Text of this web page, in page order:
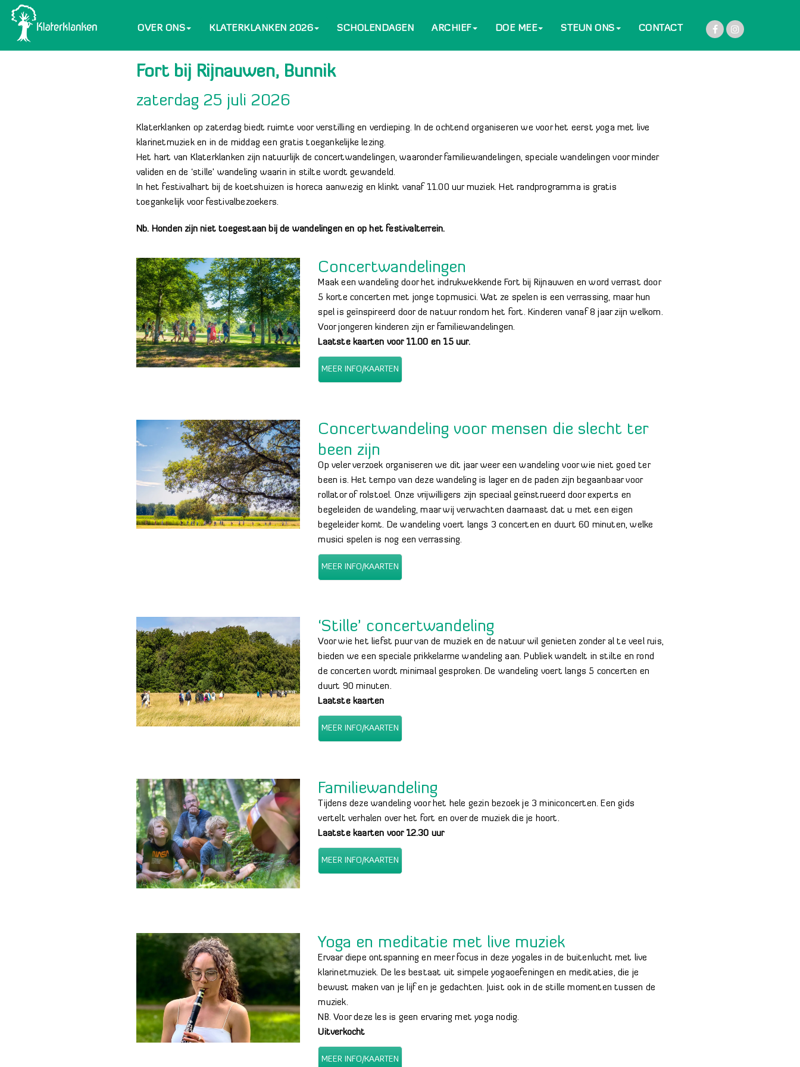
OVER ONS KLATERKLANKEN 2026 SCHOLENDAGEN ARCHIEF DOE MEE STEUN ONS CONTACT
Fort bij Rijnauwen, Bunnik
zaterdag 25 juli 2026
Klaterklanken op zaterdag biedt ruimte voor verstilling en verdieping. In de ochtend organiseren we voor het eerst yoga met live
klarinetmuziek en in de middag een gratis toegankelijke lezing.
Het hart van Klaterklanken zijn natuurlijk de concertwandelingen, waaronder familiewandelingen, speciale wandelingen voor minder
validen en de ‘stille’ wandeling waarin in stilte wordt gewandeld.
In het festivalhart bij de koetshuizen is horeca aanwezig en klinkt vanaf 11.00 uur muziek. Het randprogramma is gratis
toegankelijk voor festivalbezoekers.
Nb. Honden zijn niet toegestaan bij de wandelingen en op het festivalterrein.
Concertwandelingen
Maak een wandeling door het indrukwekkende Fort bij Rijnauwen en word verrast door
5 korte concerten met jonge topmusici. Wat ze spelen is een verrassing, maar hun
spel is geïnspireerd door de natuur rondom het fort. Kinderen vanaf 8 jaar zijn welkom.
Voor jongeren kinderen zijn er familiewandelingen.
Laatste kaarten voor 11.00 en 15 uur.
MEER INFO/KAARTEN
Concertwandeling voor mensen die slecht ter
been zijn
Op veler verzoek organiseren we dit jaar weer een wandeling voor wie niet goed ter
been is. Het tempo van deze wandeling is lager en de paden zijn begaanbaar voor
rollator of rolstoel. Onze vrijwilligers zijn speciaal geïnstrueerd door experts en
begeleiden de wandeling, maar wij verwachten daarnaast dat u met een eigen
begeleider komt. De wandeling voert langs 3 concerten en duurt 60 minuten, welke
musici spelen is nog een verrassing.
MEER INFO/KAARTEN
‘Stille’ concertwandeling
Voor wie het liefst puur van de muziek en de natuur wil genieten zonder al te veel ruis,
bieden we een speciale prikkelarme wandeling aan. Publiek wandelt in stilte en rond
de concerten wordt minimaal gesproken. De wandeling voert langs 5 concerten en
duurt 90 minuten.
Laatste kaarten
MEER INFO/KAARTEN
Familiewandeling
Tijdens deze wandeling voor het hele gezin bezoek je 3 miniconcerten. Een gids
vertelt verhalen over het fort en over de muziek die je hoort.
Laatste kaarten voor 12.30 uur
MEER INFO/KAARTEN
Yoga en meditatie met live muziek
Ervaar diepe ontspanning en meer focus in deze yogales in de buitenlucht met live
klarinetmuziek. De les bestaat uit simpele yogaoefeningen en meditaties, die je
bewust maken van je lijf en je gedachten. Juist ook in de stille momenten tussen de
muziek.
NB. Voor deze les is geen ervaring met yoga nodig.
Uitverkocht
MEER INFO/KAARTEN